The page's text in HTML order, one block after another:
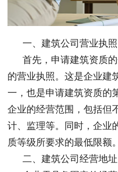
一、建筑公司营业执照
首先，申请建筑资质
的营业执照。这是企业建
一，也是申请建筑资质的
企业的经营范围，包括但
计、监理等。同时，企业
质等级所要求的最低限额。
二、建筑公司经营地址